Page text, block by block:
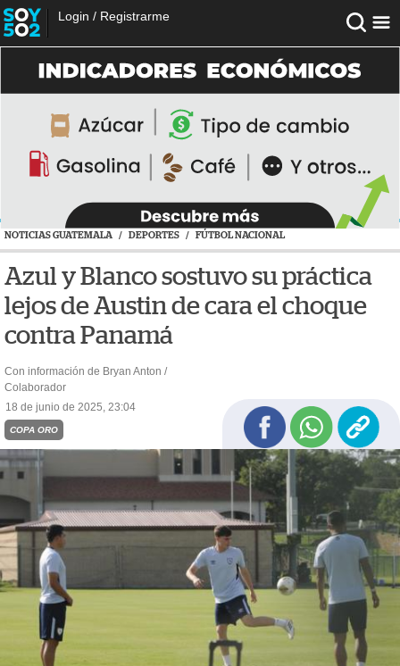
Login / Registrarme
NOTICIAS GUATEMALA / DEPORTES / FÚTBOL NACIONAL
Azul y Blanco sostuvo su práctica
lejos de Austin de cara el choque
contra Panamá
Con información de Bryan Anton /
Colaborador
18 de junio de 2025, 23:04
COPA ORO